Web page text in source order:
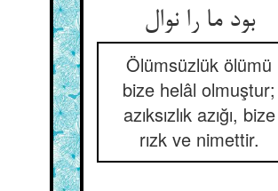
بود ما را نوال‌‌
Ölümsüzlük ölümü
bize helâl olmuştur;
azıksızlık azığı, bize
rızk ve nimettir.